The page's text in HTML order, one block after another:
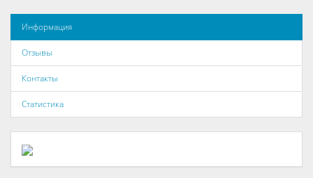
Информация
Отзывы
Контакты
Статистика